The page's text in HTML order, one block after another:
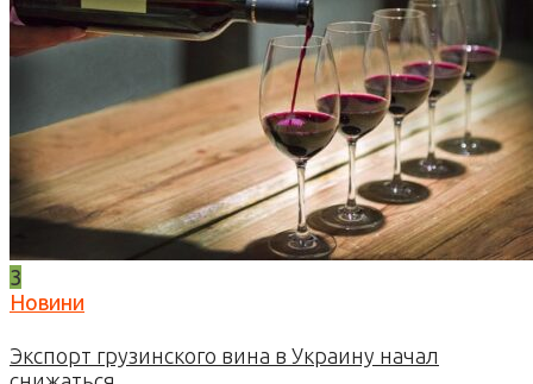
3
Новини
Экспорт грузинского вина в Украину начал